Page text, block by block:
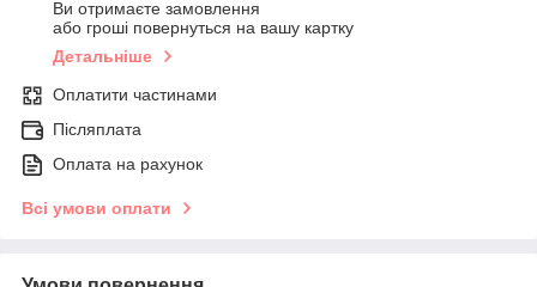
Ви отримаєте замовлення
або гроші повернуться на вашу картку
Детальніше
Оплатити частинами
Післяплата
Оплата на рахунок
Всі умови оплати